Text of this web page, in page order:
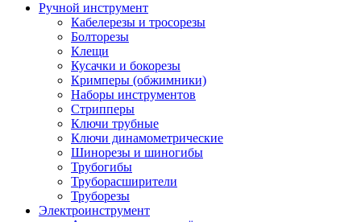
Ручной инструмент
Кабелерезы и тросорезы
Болторезы
Клещи
Кусачки и бокорезы
Кримперы (обжимники)
Наборы инструментов
Стрипперы
Ключи трубные
Ключи динамометрические
Шинорезы и шиногибы
Трубогибы
Труборасширители
Труборезы
Электроинструмент